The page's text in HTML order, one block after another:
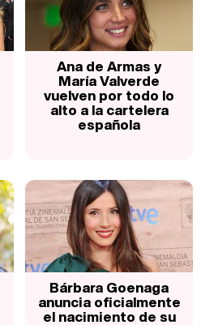
Ana de Armas y
María Valverde
vuelven por todo lo
alto a la cartelera
española
Bárbara Goenaga
anuncia oficialmente
el nacimiento de su